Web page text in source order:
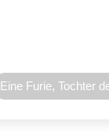
Eine Furie, Tochter